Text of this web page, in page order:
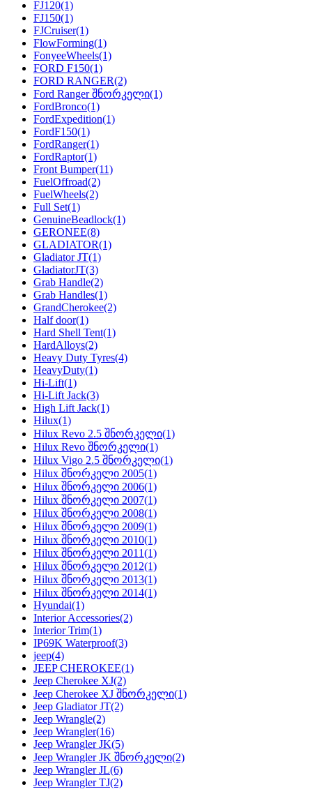
FJ120(1)
FJ150(1)
FJCruiser(1)
FlowForming(1)
FonyeeWheels(1)
FORD F150(1)
FORD RANGER(2)
Ford Ranger შნორკელი(1)
FordBronco(1)
FordExpedition(1)
FordF150(1)
FordRanger(1)
FordRaptor(1)
Front Bumper(11)
FuelOffroad(2)
FuelWheels(2)
Full Set(1)
GenuineBeadlock(1)
GERONEE(8)
GLADIATOR(1)
Gladiator JT(1)
GladiatorJT(3)
Grab Handle(2)
Grab Handles(1)
GrandCherokee(2)
Half door(1)
Hard Shell Tent(1)
HardAlloys(2)
Heavy Duty Tyres(4)
HeavyDuty(1)
Hi-Lift(1)
Hi-Lift Jack(3)
High Lift Jack(1)
Hilux(1)
Hilux Revo 2.5 შნორკელი(1)
Hilux Revo შნორკელი(1)
Hilux Vigo 2.5 შნორკელი(1)
Hilux შნორკელი 2005(1)
Hilux შნორკელი 2006(1)
Hilux შნორკელი 2007(1)
Hilux შნორკელი 2008(1)
Hilux შნორკელი 2009(1)
Hilux შნორკელი 2010(1)
Hilux შნორკელი 2011(1)
Hilux შნორკელი 2012(1)
Hilux შნორკელი 2013(1)
Hilux შნორკელი 2014(1)
Hyundai(1)
Interior Accessories(2)
Interior Trim(1)
IP69K Waterproof(3)
jeep(4)
JEEP CHEROKEE(1)
Jeep Cherokee XJ(2)
Jeep Cherokee XJ შნორკელი(1)
Jeep Gladiator JT(2)
Jeep Wrangle(2)
Jeep Wrangler(16)
Jeep Wrangler JK(5)
Jeep Wrangler JK შნორკელი(2)
Jeep Wrangler JL(6)
Jeep Wrangler TJ(2)